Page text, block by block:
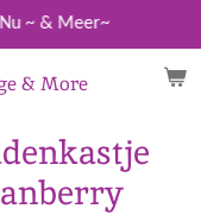
& More
~ & Meer~